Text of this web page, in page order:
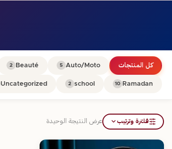
كل المنتجات Auto/Moto
5
Beauté
2
Ramadan
10
school
2
Uncategorized
فلترة وترتيب عرض النتيجة الوحيدة